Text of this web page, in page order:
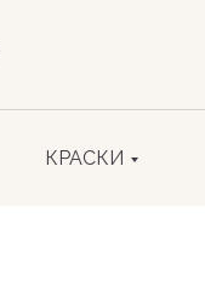
КРАСКИ